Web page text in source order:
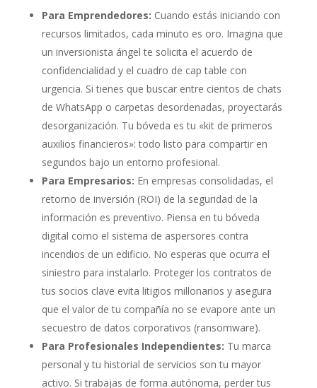
Para Emprendedores: Cuando estás iniciando con
recursos limitados, cada minuto es oro. Imagina que
un inversionista ángel te solicita el acuerdo de
confidencialidad y el cuadro de cap table con
urgencia. Si tienes que buscar entre cientos de chats
de WhatsApp o carpetas desordenadas, proyectarás
desorganización. Tu bóveda es tu «kit de primeros
auxilios financieros»: todo listo para compartir en
segundos bajo un entorno profesional.
Para Empresarios: En empresas consolidadas, el
retorno de inversión (ROI) de la seguridad de la
información es preventivo. Piensa en tu bóveda
digital como el sistema de aspersores contra
incendios de un edificio. No esperas que ocurra el
siniestro para instalarlo. Proteger los contratos de
tus socios clave evita litigios millonarios y asegura
que el valor de tu compañía no se evapore ante un
secuestro de datos corporativos (ransomware).
Para Profesionales Independientes: Tu marca
personal y tu historial de servicios son tu mayor
activo. Si trabajas de forma autónoma, perder tus